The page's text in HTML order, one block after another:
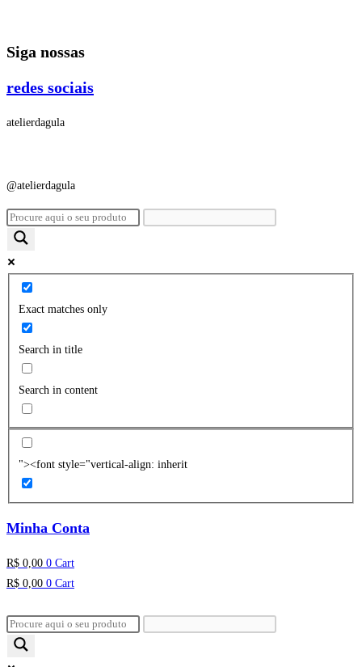
o
Siga nossas
redes sociais
atelierdagula
@atelierdagula
Exact matches only
Search in title
Search in content
"><font style="vertical-align: inherit
Minha Conta
R$ 0,00 0 Cart
R$ 0,00 0 Cart